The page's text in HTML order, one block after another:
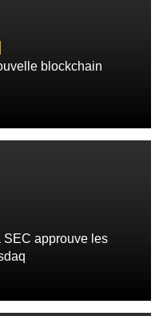
blockchain
SEC approuve les